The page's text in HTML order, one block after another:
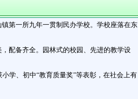
第一所九年一贯制民办学校。学校座落在东
配备齐全。园林式的校园、先进的教学设
学、初中“教育质量奖”等表彰，在社会上有